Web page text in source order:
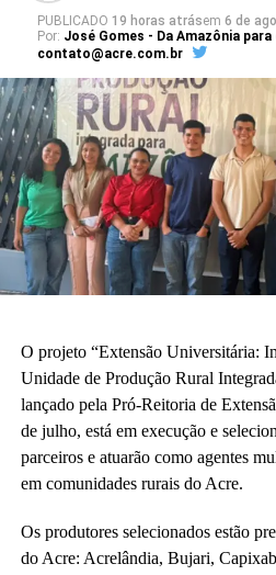
PUBLICADO 19 horas atrásem 6 de
Por: José Gomes - Da Amazônia para
contato@acre.com.br
O projeto “Extensão Universitária:
Unidade de Produção Rural
lançado pela Pró-Reitoria de
de julho, está em execução e
parceiros e atuarão como agentes
em comunidades rurais do Acre.
Os produtores selecionados estão
do Acre: Acrelândia, Bujari,